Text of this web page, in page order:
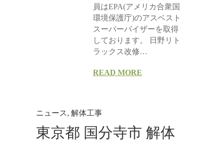
員はEPA(アメリカ合衆国
環境保護庁)のアスベスト
スーパーバイザーを取得
しております。 日野リト
ラックス改修…
READ MORE
ニュース, 解体工事
東京都 国分寺市 解体